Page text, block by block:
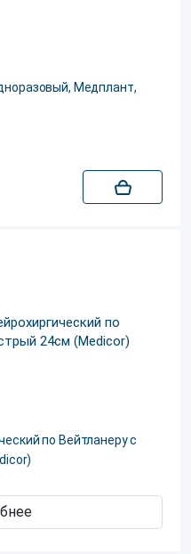
Медплант,
по Вейтланеру с